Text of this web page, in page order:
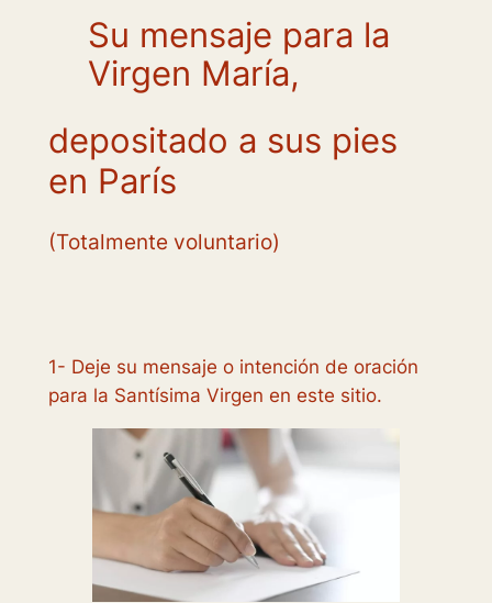
Su mensaje para la
Virgen María,
depositado a sus pies
en París
(Totalmente voluntario)
1- Deje su mensaje o intención de oración
para la Santísima Virgen en este sitio.